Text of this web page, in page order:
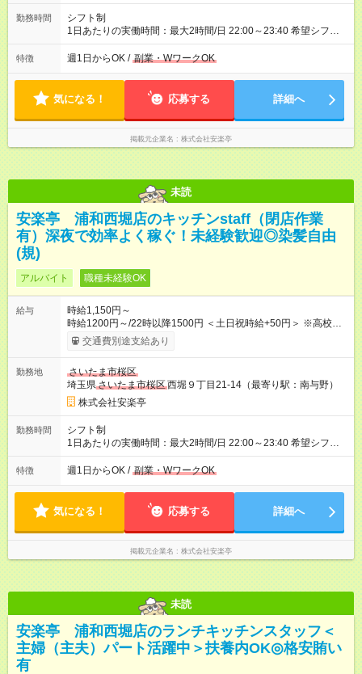
勤務時間
シフト制
1日あたりの実働時間：最大2時間/日 22:00～23:40 希望シフト
制！ 週1日～・1日3時間～OK！ ※18歳未満・高校生は21:30ま
での勤務 ＊短時間OK！学業と両立◎ ＊週4日以上のしっかり勤
暇の予定に合わせてのシフト相談も可能！
特徴 週1日からOK / 副業・WワークOK
気になる！ 応募する 詳細へ
掲載元企業名 株式会社安楽亭
未読
安楽亭 浦和西堀店のキッチンstaff（閉店作業
有）深夜で効率よく稼ぐ！未経験歓迎◎染髪自由
(規)
アルバイト 職種未経験OK
給与
時給1,150円～
時給1200円～/22時以降1500円 ＜土日祝時給+50円＞ ※高校生
時給1150円 【試用期間】試用期間あり 試用期間の長さ：12ヶ
月 雇用形態、給与は本採用時と同じです。 ※最大12ヶ月の間
交通費別途支給あり
勤務地
さいたま市桜区
埼玉県さいたま市桜区西堀９丁目21-14（最寄り駅：南与野）
株式会社安楽亭
勤務時間
シフト制
1日あたりの実働時間：最大2時間/日 22:00～23:40 希望シフト
制！ 週1日～・1日3時間～OK！ ※18歳未満・高校生は21:30ま
での勤務 ＊短時間OK！学業と両立◎ ＊週4日以上のしっかり勤
暇の予定に合わせてのシフト相談も可能！
特徴 週1日からOK / 副業・WワークOK
気になる！ 応募する 詳細へ
掲載元企業名 株式会社安楽亭
未読
安楽亭 浦和西堀店のランチキッチンスタッフ＜
主婦（主夫）パート活躍中＞扶養内OK◎格安賄い
有